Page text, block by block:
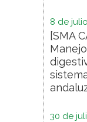
8 de
[SMA
30 de